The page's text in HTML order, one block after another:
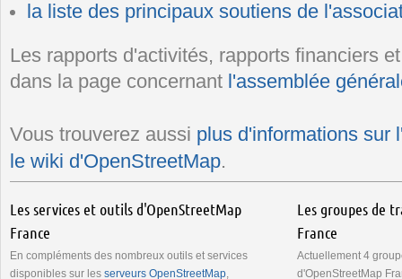
la liste des principaux soutiens de
Les rapports d'activités, rapports financiers
dans la page concernant l'assemblée
Vous trouverez aussi plus d'informations sur
le wiki d'OpenStreetMap.
Les services et outils d'OpenStreetMap
France
En compléments des nombreux outils et services
disponibles sur les serveurs OpenStreetMap
Les groupes de
France
Actuellement 4
d'OpenStreetMap
Pages